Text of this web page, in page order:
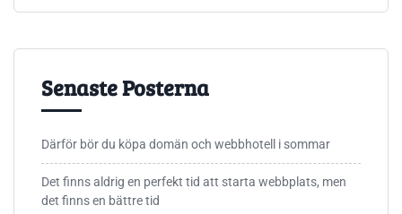
Senaste Posterna
Därför bör du köpa domän och webbhotell i sommar
Det finns aldrig en perfekt tid att starta webbplats, men
det finns en bättre tid